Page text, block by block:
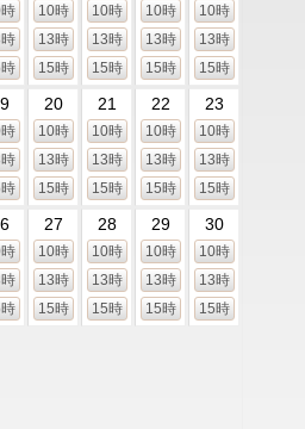
10時
13時
15時
10時
13時
15時
10時
13時
15時
10時
13時
15時
20
10時
13時
15時
21
10時
13時
15時
22
10時
13時
15時
23
10時
13時
15時
27
10時
13時
15時
28
10時
13時
15時
29
10時
13時
15時
30
10時
13時
15時